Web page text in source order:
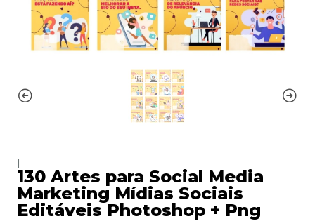
130 Artes para Social Media
Marketing Mídias Sociais
Editáveis Photoshop + Png